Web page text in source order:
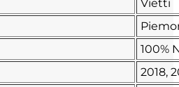
Vietti
100%
2018,